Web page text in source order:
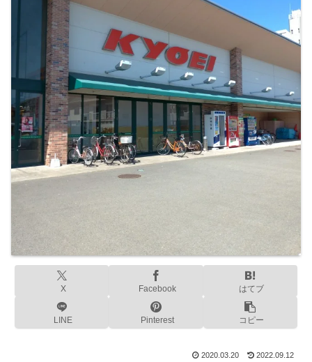
X Facebook はてブ
LINE Pinterest コピー
2020.03.20 2022.09.12